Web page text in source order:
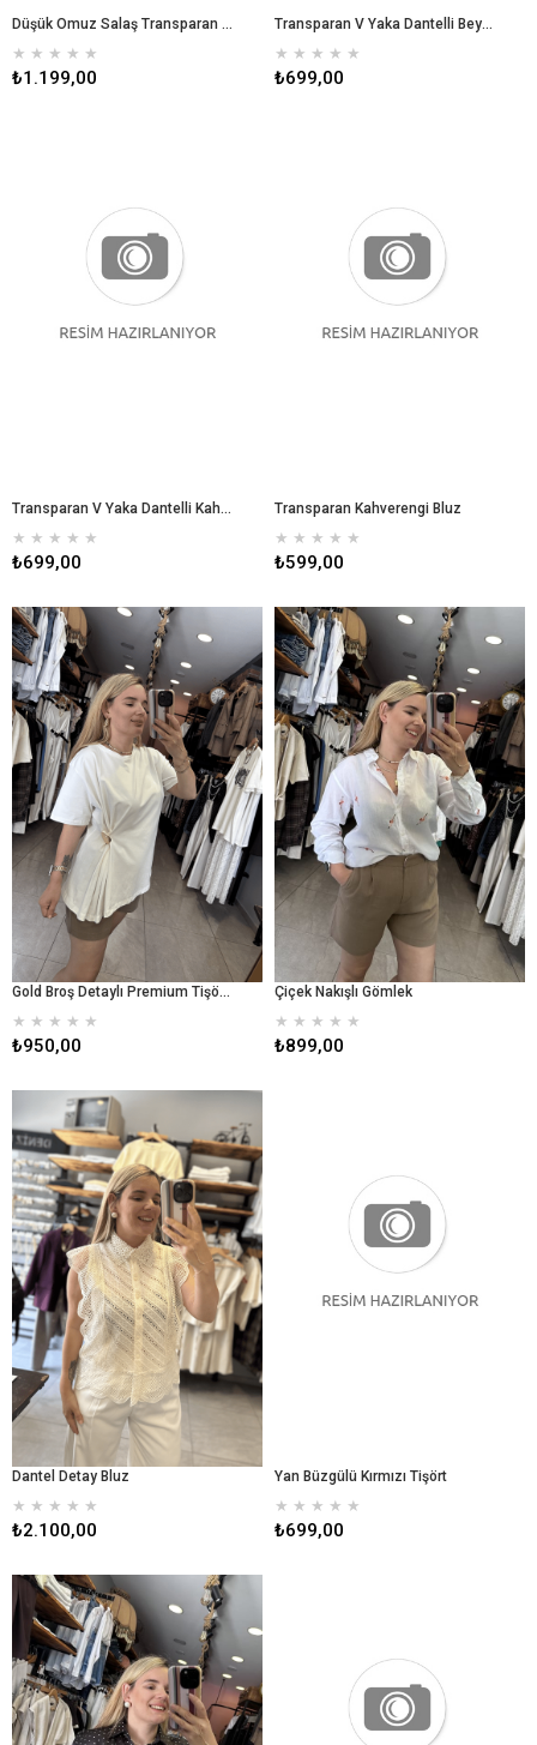
Düşük Omuz Salaş Transparan Gömlek - Sarı
★ ★ ★ ★ ★
₺1.199,00
Transparan V Yaka Dantelli Beyaz Bluz
★ ★ ★ ★ ★
₺699,00
Transparan V Yaka Dantelli Kahverengi Bluz
★ ★ ★ ★ ★
₺699,00
Transparan Kahverengi Bluz
★ ★ ★ ★ ★
₺599,00
Gold Broş Detaylı Premium Tişört - Beyaz
★ ★ ★ ★ ★
₺950,00
Çiçek Nakışlı Gömlek
★ ★ ★ ★ ★
₺899,00
Dantel Detay Bluz
★ ★ ★ ★ ★
₺2.100,00
Yan Büzgülü Kırmızı Tişört
★ ★ ★ ★ ★
₺699,00